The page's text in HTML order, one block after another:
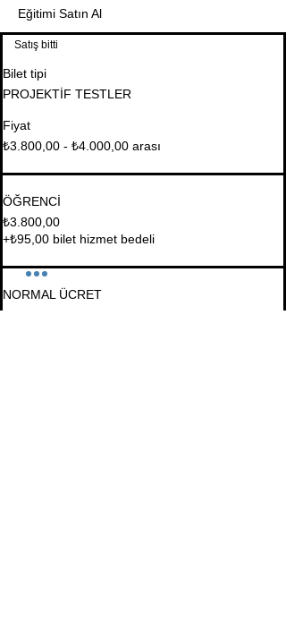
Eğitimi Satın Al
Satış bitti
Bilet tipi
PROJEKTİF TESTLER
Fiyat
₺3.800,00 - ₺4.000,00 arası
ÖĞRENCİ
₺3.800,00
+₺95,00 bilet hizmet bedeli
NORMAL ÜCRET